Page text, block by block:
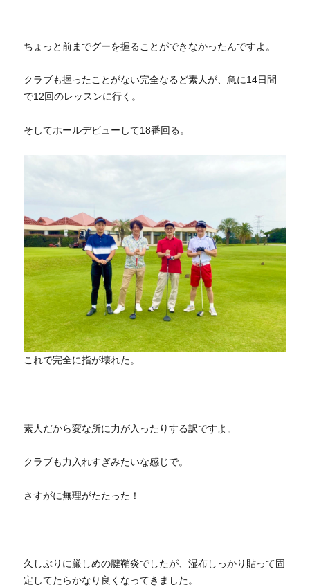
ちょっと前までグーを握ることができなかったんですよ。
クラブも握ったことがない完全なるど素人が、急に14日間
で12回のレッスンに行く。
そしてホールデビューして18番回る。
これで完全に指が壊れた。
素人だから変な所に力が入ったりする訳ですよ。
クラブも力入れすぎみたいな感じで。
さすがに無理がたたった！
久しぶりに厳しめの腱鞘炎でしたが、湿布しっかり貼って固
定してたらかなり良くなってきました。